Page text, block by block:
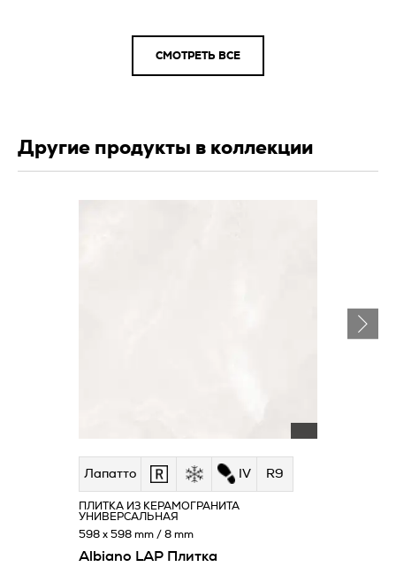
СМОТРЕТЬ ВСЕ
Другие продукты в коллекции
Лапатто IV R9
Albiano LAP Плитка
ПЛИТКА ИЗ КЕРАМОГРАНИТА
УНИВЕРСАЛЬНАЯ
598 x 598 mm / 8 mm